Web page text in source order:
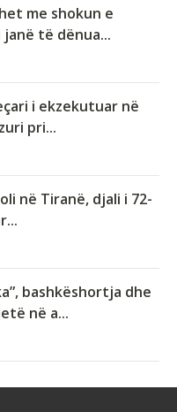
me shokun e
të dënua...
i ekzekutuar në
pri...
në Tiranë, djali i 72-
bashkëshortja dhe
në a...